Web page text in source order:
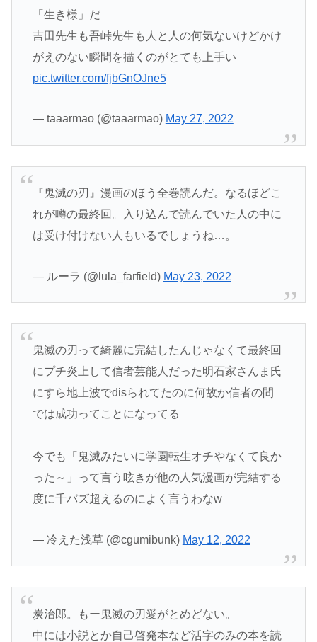
「生き様」だ
吉田先生も吾峠先生も人と人の何気ないけどかけ
がえのない瞬間を描くのがとても上手い
pic.twitter.com/fjbGnOJne5
— taaarmao (@taaarmao) May 27, 2022
『鬼滅の刃』漫画のほう全巻読んだ。なるほどこ
れが噂の最終回。入り込んで読んでいた人の中に
は受け付けない人もいるでしょうね…。
— ルーラ (@lula_farfield) May 23, 2022
鬼滅の刃って綺麗に完結したんじゃなくて最終回
にプチ炎上して信者芸能人だった明石家さんま氏
にすら地上波でdisられてたのに何故か信者の間
では成功ってことになってる
今でも「鬼滅みたいに学園転生オチやなくて良か
った～」って言う呟きが他の人気漫画が完結する
度に千バズ超えるのによく言うわなw
— 冷えた浅草 (@cgumibunk) May 12, 2022
炭治郎。もー鬼滅の刃愛がとめどない。
中には小説とか自己啓発本など活字のみの本を読